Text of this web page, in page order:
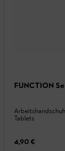
FUNCTION
Tablets
4,90 €